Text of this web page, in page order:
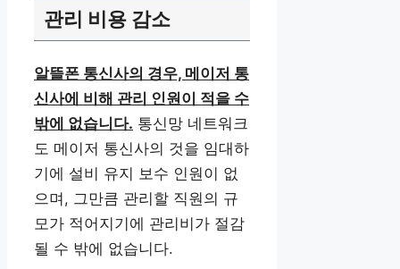
관리 비용 감소
알뜰폰 통신사의 경우, 메이저 통
신사에 비해 관리 인원이 적을 수
밖에 없습니다. 통신망 네트워크
도 메이저 통신사의 것을 임대하
기에 설비 유지 보수 인원이 없
으며, 그만큼 관리할 직원의 규
모가 적어지기에 관리비가 절감
될 수 밖에 없습니다.